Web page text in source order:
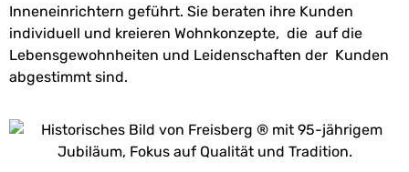
Inneneinrichtern geführt. Sie beraten ihre Kunden
individuell und kreieren Wohnkonzepte, die auf die
Lebensgewohnheiten und Leidenschaften der Kunden
abgestimmt sind.